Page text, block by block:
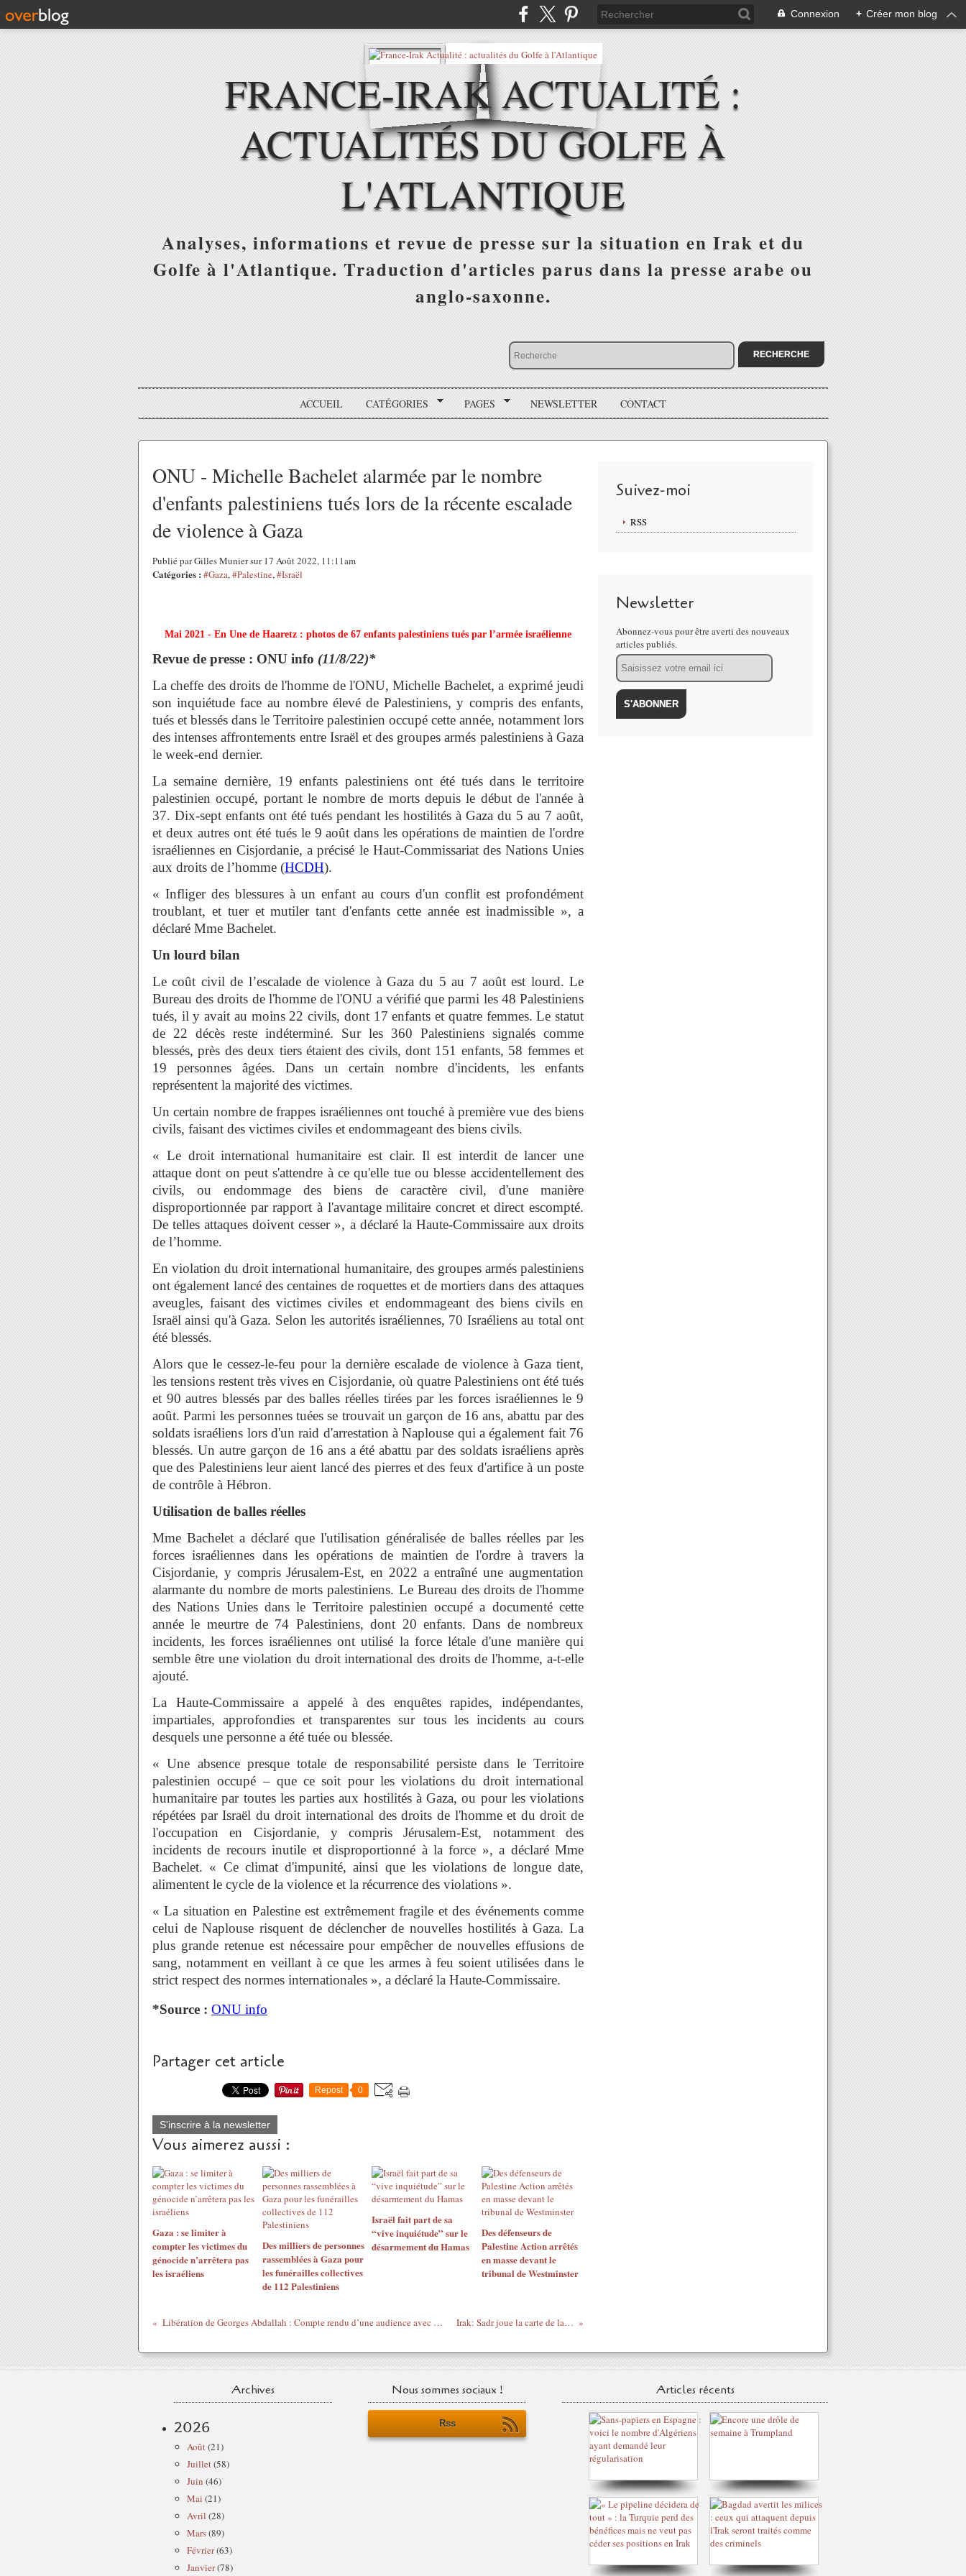
Connexion + Créer mon blog
FRANCE-IRAK ACTUALITÉ :
ACTUALITÉS DU GOLFE À
L'ATLANTIQUE
Analyses, informations et revue de presse sur la situation en Irak et du
Golfe à l'Atlantique. Traduction d'articles parus dans la presse arabe ou
anglo-saxonne.
ACCUEIL CATÉGORIES PAGES NEWSLETTER CONTACT
ONU - Michelle Bachelet alarmée par le nombre
d'enfants palestiniens tués lors de la récente escalade
de violence à Gaza
Publié par Gilles Munier sur 17 Août 2022, 11:11am
Catégories : #Gaza,#Palestine,#Israël
Mai 2021 - En Une de Haaretz : photos de 67 enfants palestiniens tués par l’armée israélienne
Revue de presse : ONU info (11/8/22)*
La cheffe des droits de l'homme de l'ONU, Michelle Bachelet, a exprimé jeudi
son inquiétude face au nombre élevé de Palestiniens, y compris des enfants,
tués et blessés dans le Territoire palestinien occupé cette année, notamment lors
des intenses affrontements entre Israël et des groupes armés palestiniens à Gaza
le week-end dernier.
La semaine dernière, 19 enfants palestiniens ont été tués dans le territoire
palestinien occupé, portant le nombre de morts depuis le début de l'année à
37. Dix-sept enfants ont été tués pendant les hostilités à Gaza du 5 au 7 août,
et deux autres ont été tués le 9 août dans les opérations de maintien de l'ordre
israéliennes en Cisjordanie, a précisé le Haut-Commissariat des Nations Unies
aux droits de l’homme (HCDH).
« Infliger des blessures à un enfant au cours d'un conflit est profondément
troublant, et tuer et mutiler tant d'enfants cette année est inadmissible », a
déclaré Mme Bachelet.
Un lourd bilan
Le coût civil de l’escalade de violence à Gaza du 5 au 7 août est lourd. Le
Bureau des droits de l'homme de l'ONU a vérifié que parmi les 48 Palestiniens
tués, il y avait au moins 22 civils, dont 17 enfants et quatre femmes. Le statut
de 22 décès reste indéterminé. Sur les 360 Palestiniens signalés comme
blessés, près des deux tiers étaient des civils, dont 151 enfants, 58 femmes et
19 personnes âgées. Dans un certain nombre d'incidents, les enfants
représentent la majorité des victimes.
Un certain nombre de frappes israéliennes ont touché à première vue des biens
civils, faisant des victimes civiles et endommageant des biens civils.
« Le droit international humanitaire est clair. Il est interdit de lancer une
attaque dont on peut s'attendre à ce qu'elle tue ou blesse accidentellement des
civils, ou endommage des biens de caractère civil, d'une manière
disproportionnée par rapport à l'avantage militaire concret et direct escompté.
De telles attaques doivent cesser », a déclaré la Haute-Commissaire aux droits
de l’homme.
En violation du droit international humanitaire, des groupes armés palestiniens
ont également lancé des centaines de roquettes et de mortiers dans des attaques
aveugles, faisant des victimes civiles et endommageant des biens civils en
Israël ainsi qu'à Gaza. Selon les autorités israéliennes, 70 Israéliens au total ont
été blessés.
Alors que le cessez-le-feu pour la dernière escalade de violence à Gaza tient,
les tensions restent très vives en Cisjordanie, où quatre Palestiniens ont été tués
et 90 autres blessés par des balles réelles tirées par les forces israéliennes le 9
août. Parmi les personnes tuées se trouvait un garçon de 16 ans, abattu par des
soldats israéliens lors d'un raid d'arrestation à Naplouse qui a également fait 76
blessés. Un autre garçon de 16 ans a été abattu par des soldats israéliens après
que des Palestiniens leur aient lancé des pierres et des feux d'artifice à un poste
de contrôle à Hébron.
Utilisation de balles réelles
Mme Bachelet a déclaré que l'utilisation généralisée de balles réelles par les
forces israéliennes dans les opérations de maintien de l'ordre à travers la
Cisjordanie, y compris Jérusalem-Est, en 2022 a entraîné une augmentation
alarmante du nombre de morts palestiniens. Le Bureau des droits de l'homme
des Nations Unies dans le Territoire palestinien occupé a documenté cette
année le meurtre de 74 Palestiniens, dont 20 enfants. Dans de nombreux
incidents, les forces israéliennes ont utilisé la force létale d'une manière qui
semble être une violation du droit international des droits de l'homme, a-t-elle
ajouté.
La Haute-Commissaire a appelé à des enquêtes rapides, indépendantes,
impartiales, approfondies et transparentes sur tous les incidents au cours
desquels une personne a été tuée ou blessée.
« Une absence presque totale de responsabilité persiste dans le Territoire
palestinien occupé – que ce soit pour les violations du droit international
humanitaire par toutes les parties aux hostilités à Gaza, ou pour les violations
répétées par Israël du droit international des droits de l'homme et du droit de
l'occupation en Cisjordanie, y compris Jérusalem-Est, notamment des
incidents de recours inutile et disproportionné à la force », a déclaré Mme
Bachelet. « Ce climat d'impunité, ainsi que les violations de longue date,
alimentent le cycle de la violence et la récurrence des violations ».
« La situation en Palestine est extrêmement fragile et des événements comme
celui de Naplouse risquent de déclencher de nouvelles hostilités à Gaza. La
plus grande retenue est nécessaire pour empêcher de nouvelles effusions de
sang, notamment en veillant à ce que les armes à feu soient utilisées dans le
strict respect des normes internationales », a déclaré la Haute-Commissaire.
*Source : ONU info
Partager cet article
Repost 0
S'inscrire à la newsletter
Vous aimerez aussi :
Gaza : se limiter à
compter les victimes du
génocide n’arrêtera pas
les israéliens
Des milliers de personnes
rassemblées à Gaza pour
les funérailles collectives
de 112 Palestiniens
Israël fait part de sa
“vive inquiétude” sur le
désarmement du Hamas
Des défenseurs de
Palestine Action arrêtés
en masse devant le
tribunal de Westminster
Libération de Georges Abdallah : Compte rendu d’une audience avec des conseillers de l’Elysée Irak: Sadr joue la carte de la désescalade
Suivez-moi
RSS
Newsletter
Abonnez-vous pour être averti des nouveaux
articles publiés.
Email
Archives
2026
Août(21)
Juillet(58)
Juin (46)
Mai (21)
Avril (28)
Mars(89)
Février(63)
Janvier(78)
Nous sommes sociaux !
Rss
Articles récents